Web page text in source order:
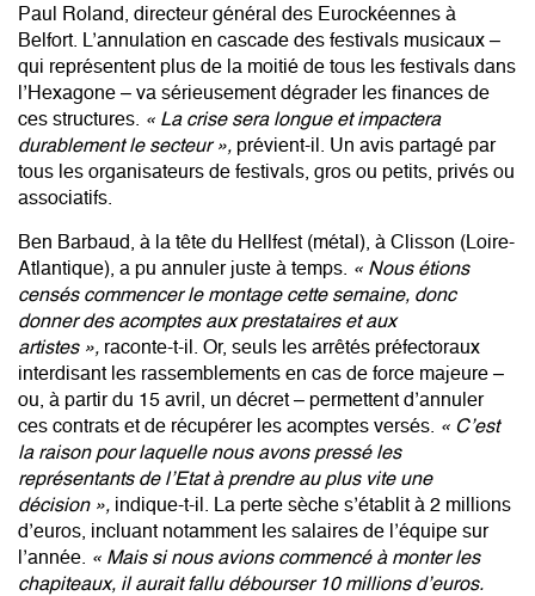
Paul Roland, directeur général des Eurockéennes à
Belfort. L’annulation en cascade des festivals musicaux –
qui représentent plus de la moitié de tous les festivals dans
l’Hexagone – va sérieusement dégrader les finances de
ces structures. « La crise sera longue et impactera
durablement le secteur », prévient-il. Un avis partagé par
tous les organisateurs de festivals, gros ou petits, privés ou
associatifs.
Ben Barbaud, à la tête du Hellfest (métal), à Clisson (Loire-
Atlantique), a pu annuler juste à temps. « Nous étions
censés commencer le montage cette semaine, donc
donner des acomptes aux prestataires et aux
artistes », raconte-t-il. Or, seuls les arrêtés préfectoraux
interdisant les rassemblements en cas de force majeure –
ou, à partir du 15 avril, un décret – permettent d’annuler
ces contrats et de récupérer les acomptes versés. « C’est
la raison pour laquelle nous avons pressé les
représentants de l’Etat à prendre au plus vite une
décision », indique-t-il. La perte sèche s’établit à 2 millions
d’euros, incluant notamment les salaires de l’équipe sur
l’année. « Mais si nous avions commencé à monter les
chapiteaux, il aurait fallu débourser 10 millions d’euros.